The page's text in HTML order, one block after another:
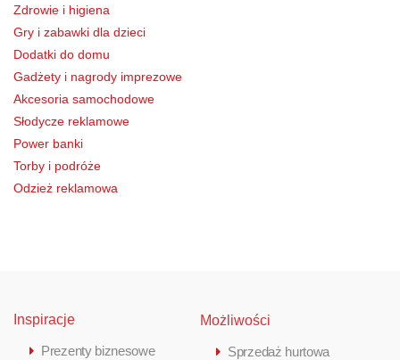
Zdrowie i higiena
Gry i zabawki dla dzieci
Dodatki do domu
Gadżety i nagrody imprezowe
Akcesoria samochodowe
Słodycze reklamowe
Power banki
Torby i podróże
Odzież reklamowa
Inspiracje
Prezenty biznesowe
Możliwości
Sprzedaż hurtowa